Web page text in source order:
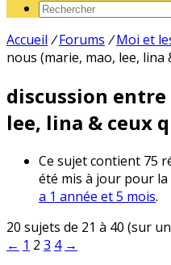
Accueil / Forums / Moi et
nous (marie, mao, lee, lina
discussion
lee, lina & ceux
Ce sujet contient 75
été mis à jour pour
a 1 année et 5 mois.
20 sujets de 21 à 40 (sur
← 1 2 3 4 →